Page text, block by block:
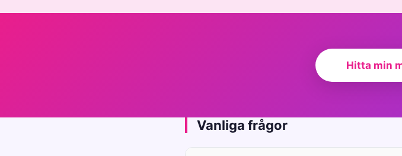
Hitta min
Vanliga frågor